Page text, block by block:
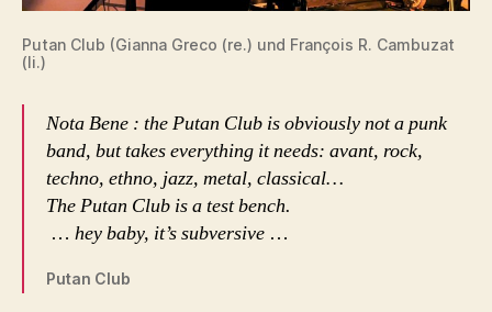
Putan Club (Gianna Greco (re.) und François R. Cambuzat
(li.)
Nota Bene : the Putan Club is obviously not a punk
band, but takes everything it needs: avant, rock,
techno, ethno, jazz, metal, classical…
The Putan Club is a test bench.
… hey baby, it’s subversive …
Putan Club